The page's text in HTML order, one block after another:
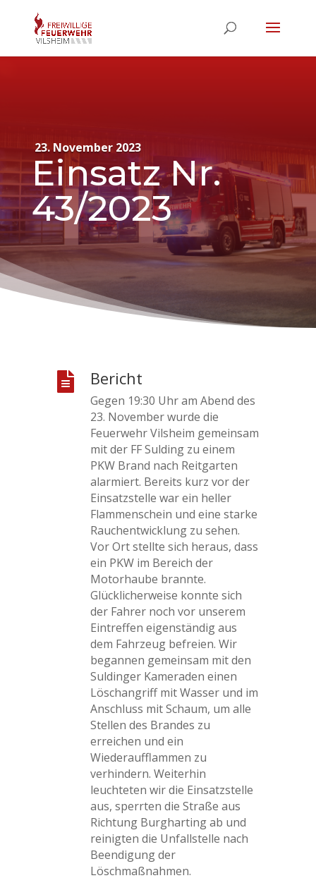
23. November 2023
Einsatz Nr.
43/2023
 Bericht
Gegen 19:30 Uhr am Abend des
23. November wurde die
Feuerwehr Vilsheim gemeinsam
mit der FF Sulding zu einem
PKW Brand nach Reitgarten
alarmiert. Bereits kurz vor der
Einsatzstelle war ein heller
Flammenschein und eine starke
Rauchentwicklung zu sehen.
Vor Ort stellte sich heraus, dass
ein PKW im Bereich der
Motorhaube brannte.
Glücklicherweise konnte sich
der Fahrer noch vor unserem
Eintreffen eigenständig aus
dem Fahrzeug befreien. Wir
begannen gemeinsam mit den
Suldinger Kameraden einen
Löschangriff mit Wasser und im
Anschluss mit Schaum, um alle
Stellen des Brandes zu
erreichen und ein
Wiederaufflammen zu
verhindern. Weiterhin
leuchteten wir die Einsatzstelle
aus, sperrten die Straße aus
Richtung Burgharting ab und
reinigten die Unfallstelle nach
Beendigung der
Löschmaßnahmen.